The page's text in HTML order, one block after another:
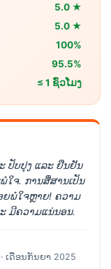
5.0 ★
5.0 ★
100%
95.5%
≤ 1 ຊົ່ວໂມງ
ປັບປຸງ ແລະ ຢືນຢັນ
ໃຈ. ການສື່ສານເປັນ
ຍພໍໃຈຫຼາຍ! ຄວາມ
ມີຄວາມແນ່ນອນ.
ເດືອນກັນຍາ 2025